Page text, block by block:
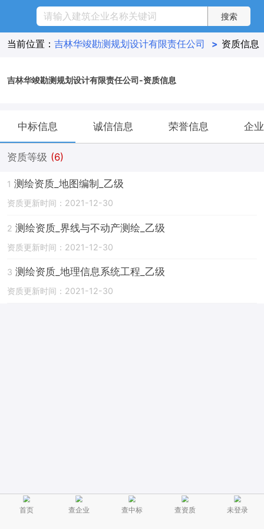
当前位置： 吉林华竣勘测规划设计有限责任公司 > 资质信息
吉林华竣勘测规划设计有限责任公司-资质信息
中标信息 诚信信息 荣誉信息 企
资质等级 (6)
1 测绘资质_地图编制_乙级
资质更新时间：2021-12-30
2 测绘资质_界线与不动产测绘_乙级
资质更新时间：2021-12-30
3 测绘资质_地理信息系统工程_乙级
资质更新时间：2021-12-30
首页 查企业 查中标 查资质 未登录